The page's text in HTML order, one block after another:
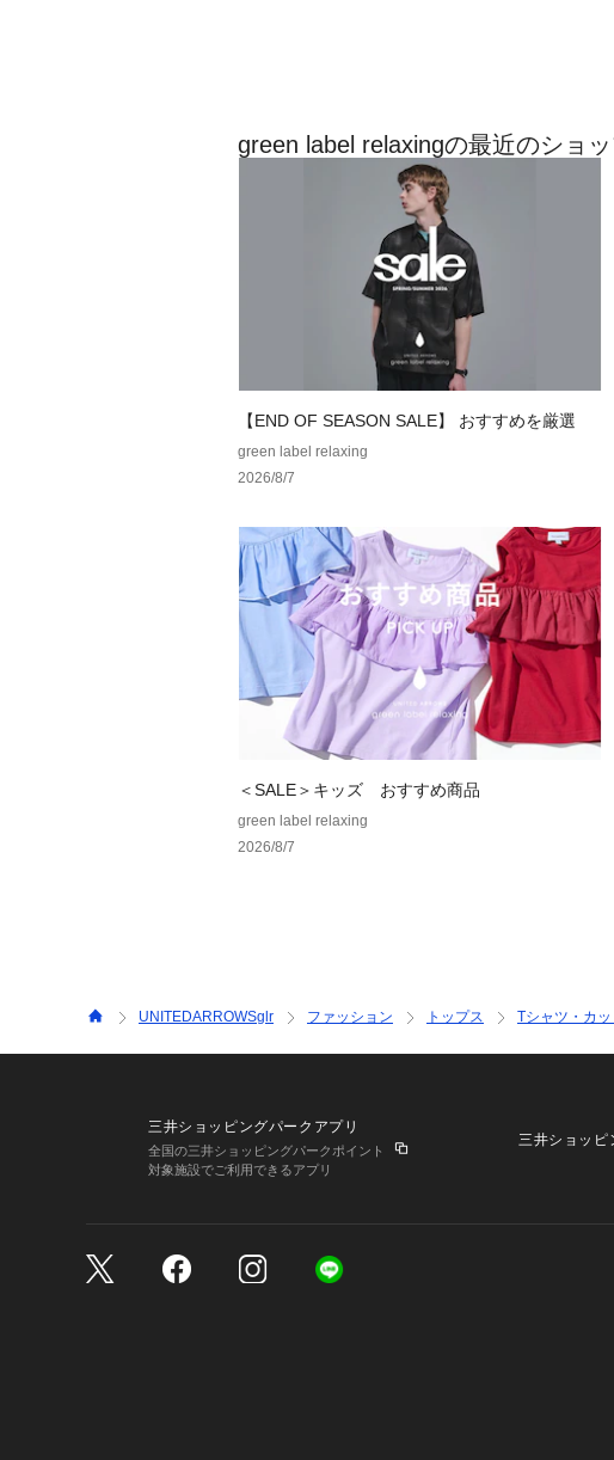
green label relaxingの最近のショ
【END OF SEASON SALE】 おすすめを厳選
green label relaxing
2026/8/7
＜SALE＞キッズ おすすめ商品
green label relaxing
2026/8/7
UNITEDARROWSglr ファッション トップス Tシャツ・カ
三井ショッピングパークアプリ
全国の三井ショッピングパークポイント
対象施設でご利用できるアプリ
三井ショッピ
個